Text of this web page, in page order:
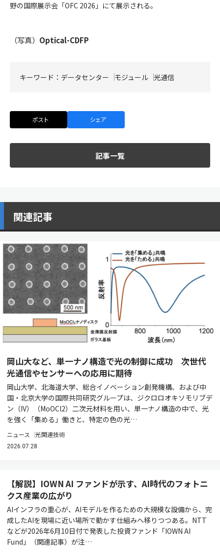
野の国際展示会「OFC 2026」にて展示される。
（写真） Optical-CDFP
キーワード： データセンター モジュール 光通信
ポスト シェア
記事一覧
関連記事
岡山大など、単一ナノ構造で光の制御に成功 次世代
光通信やセンサーへの応用に期待
岡山大学、北海道大学、総合イノベーション創発機構、および中
国・北京大学の国際共同研究グループは、ジクロロオキソモリブデ
ン（IV）（MoOCl2）二次元材料を用い、単一ナノ構造の中で、光
を強く「集める」働きと、特定の色の光…
ニュース 光関連技術
2026.07.28
【解説】IOWN AI ファンドが示す、AI時代のフォトニ
クス産業の広がり
AIインフラの重心が、AIモデルを作るための大規模な設備から、完
成したAIを現場に近い場所で動かす仕組みへ移りつつある。NTT
などが2026年6月10日付で発表した投資ファンド「IOWN AI
Fund」（関連記事）が注…